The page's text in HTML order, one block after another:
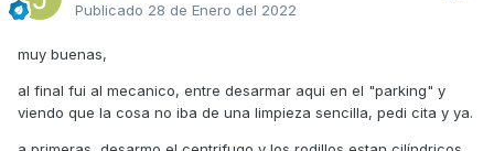
Publicado 28 de Enero del 2022
muy buenas,
al final fui al mecanico, entre desarmar aqui en el "parking" y
viendo que la cosa no iba de una limpieza sencilla, pedi cita y ya.